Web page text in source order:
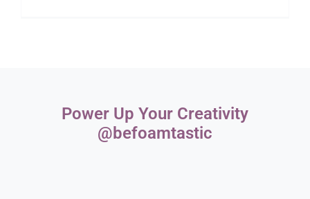
Power Up Your Creativity
@befoamtastic